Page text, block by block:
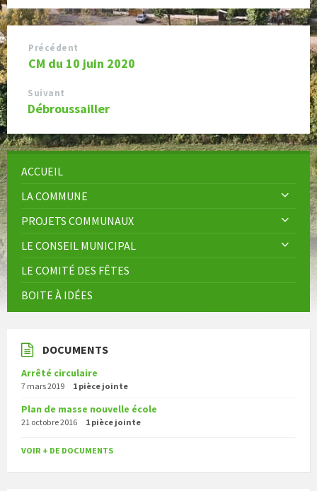
Précédent
CM du 10 juin 2020
Suivant
Débroussailler
ACCUEIL
LA COMMUNE
PROJETS COMMUNAUX
LE CONSEIL MUNICIPAL
LE COMITÉ DES FÊTES
BOITE À IDÉES
DOCUMENTS
Arrêté circulaire
7 mars 2019 1 pièce jointe
Plan de masse nouvelle école
21 octobre 2016 1 pièce jointe
VOIR + DE DOCUMENTS